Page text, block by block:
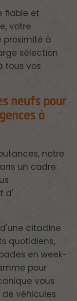
fiable et
votre
proximité à
sélection
tous vos
neufs pour
à
notre
un cadre
d'
citadine
quotidiens,
en week-
pour
vous
véhicules